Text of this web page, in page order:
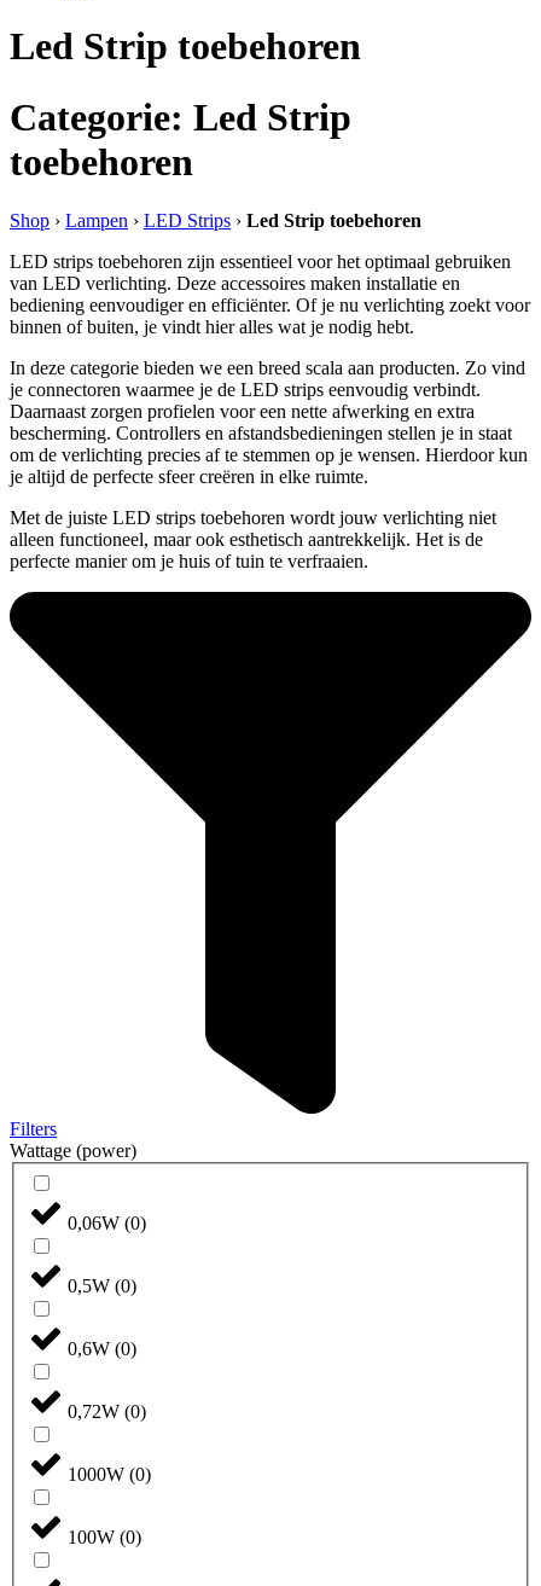
Led Strip toebehoren
Categorie: Led Strip
toebehoren
Shop › Lampen › LED Strips › Led Strip toebehoren
LED strips toebehoren zijn essentieel voor het optimaal gebruiken
van LED verlichting. Deze accessoires maken installatie en
bediening eenvoudiger en efficiënter. Of je nu verlichting zoekt voor
binnen of buiten, je vindt hier alles wat je nodig hebt.
In deze categorie bieden we een breed scala aan producten. Zo vind
je connectoren waarmee je de LED strips eenvoudig verbindt.
Daarnaast zorgen profielen voor een nette afwerking en extra
bescherming. Controllers en afstandsbedieningen stellen je in staat
om de verlichting precies af te stemmen op je wensen. Hierdoor kun
je altijd de perfecte sfeer creëren in elke ruimte.
Met de juiste LED strips toebehoren wordt jouw verlichting niet
alleen functioneel, maar ook esthetisch aantrekkelijk. Het is de
perfecte manier om je huis of tuin te verfraaien.
Filters
Wattage (power)
0,06W (0)
0,5W (0)
0,6W (0)
0,72W (0)
1000W (0)
100W (0)